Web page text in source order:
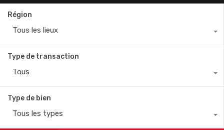
Région
Tous les lieux
Type de transaction
Tous
Type de bien
Tous les types